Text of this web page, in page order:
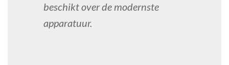
beschikt over de modernste
apparatuur.